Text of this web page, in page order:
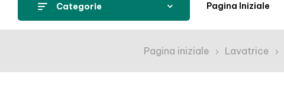
Categorie Pagina Iniziale
Pagina iniziale Lavatrice